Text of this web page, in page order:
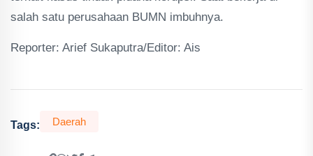
salah satu perusahaan BUMN imbuhnya.
Reporter: Arief Sukaputra/Editor: Ais
Tags: Daerah